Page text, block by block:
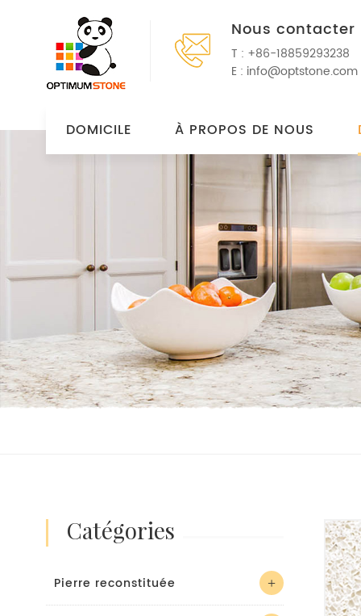
Nous contacter
T : +86-18859293238
E : info@optstone.com
DOMICILE À PROPOS DE NOUS
catégories
Pierre reconstituée